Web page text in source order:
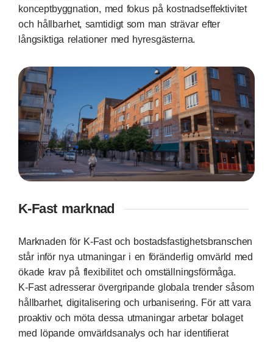
konceptbyggnation, med fokus på kostnadseffektivitet
och hållbarhet, samtidigt som man strävar efter
långsiktiga relationer med hyresgästerna.
K-Fast marknad
Marknaden för K‑Fast och bostadsfastighetsbranschen
står inför nya utmaningar i en föränderlig omvärld med
ökade krav på flexibilitet och omställningsförmåga.
K‑Fast adresserar övergripande globala trender såsom
hållbarhet, digitalisering och urbanisering. För att vara
proaktiv och möta dessa utmaningar arbetar bolaget
med löpande omvärldsanalys och har identifierat